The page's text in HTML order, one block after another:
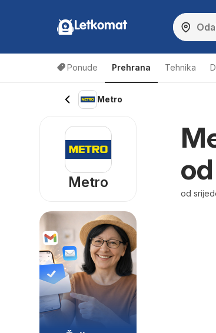
Letkomat
Ponude Prehrana Tehnika
Metro
od
Metro